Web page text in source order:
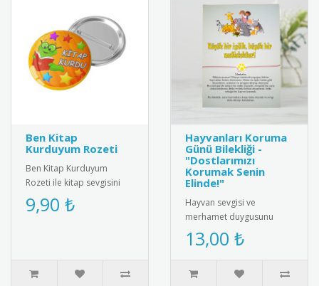
Ben Kitap
Kurduyum Rozeti
Ben Kitap Kurduyum
Rozeti ile kitap sevgisini
teşvik edin! Öğrencilere ve
kitap tutkunlarına özel ta..
9,90 ₺
Hayvanları Koruma
Günü Bilekliği -
"Dostlarımızı
Korumak Senin
Elinde!"
Hayvan sevgisi ve
merhamet duygusunu
pekiştirmek için
tasarlanmış özel bir
hediye kartı ve bileklik ..
13,00 ₺